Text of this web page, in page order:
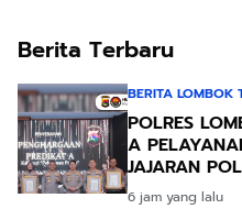
Berita Terbaru
BERITA LOMBOK
POLRES
A
JAJARAN
6 jam yang lalu